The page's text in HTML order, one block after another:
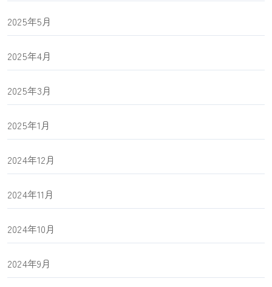
2025年5月
2025年4月
2025年3月
2025年1月
2024年12月
2024年11月
2024年10月
2024年9月